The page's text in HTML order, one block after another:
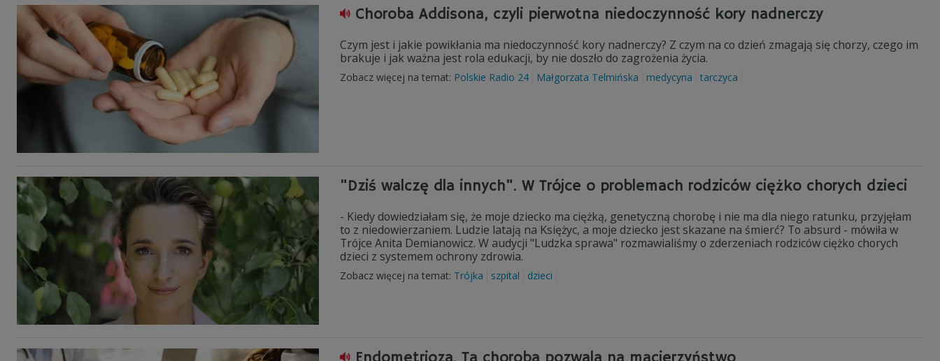
Choroba Addisona, czyli pierwotna niedoczynność kory nadnerczy
Czym jest i jakie powikłania ma niedoczynność kory nadnerczy? Z czym na co dzień zmagają się chorzy, czego im
brakuje i jak ważna jest rola edukacji, by nie doszło do zagrożenia życia.
Zobacz więcej na temat: Polskie Radio 24 Małgorzata Telmińska medycyna tarczyca
"Dziś walczę dla innych". W Trójce o problemach rodziców ciężko chorych dzieci
- Kiedy dowiedziałam się, że moje dziecko ma ciężką, genetyczną chorobę i nie ma dla niego ratunku, przyjęłam
to z niedowierzaniem. Ludzie latają na Księżyc, a moje dziecko jest skazane na śmierć? To absurd - mówiła w
Trójce Anita Demianowicz. W audycji "Ludzka sprawa" rozmawialiśmy o zderzeniach rodziców ciężko chorych
dzieci z systemem ochrony zdrowia.
Zobacz więcej na temat: Trójka szpital dzieci